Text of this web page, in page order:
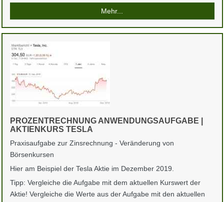
Mehr...
PROZENTRECHNUNG ANWENDUNGSAUFGABE |
AKTIENKURS TESLA
Praxisaufgabe zur Zinsrechnung - Veränderung von
Börsenkursen
Hier am Beispiel der Tesla Aktie im Dezember 2019.
Tipp: Vergleiche die Aufgabe mit dem aktuellen Kurswert der
Aktie! Vergleiche die Werte aus der Aufgabe mit den aktuellen